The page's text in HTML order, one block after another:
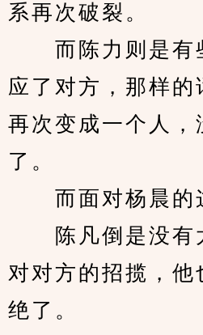
系再次破裂。
而陈力则是有
应了对方，那样的
再次变成一个人，
了。
而面对杨晨的
陈凡倒是没有
对对方的招揽，他
绝了。